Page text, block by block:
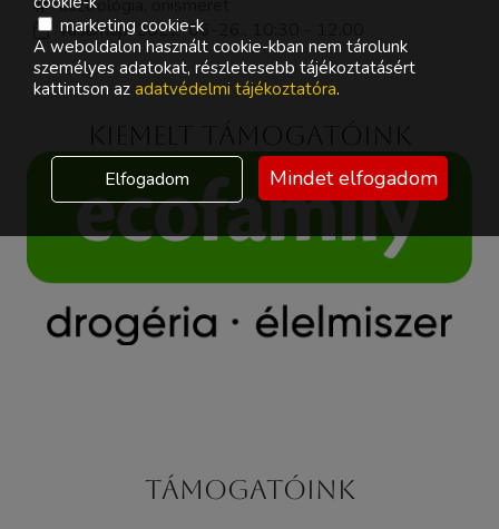
asztrológia, önismeret
vasárnap, 2022-06-26., 10:30 - 12:00
Támogatóink
marketing cookie-k
A weboldalon használt cookie-kban nem tárolunk
személyes adatokat, részletesebb tájékoztatásért
kattintson az adatvédelmi tájékoztatóra.
Elfogadom Mindet elfogadom